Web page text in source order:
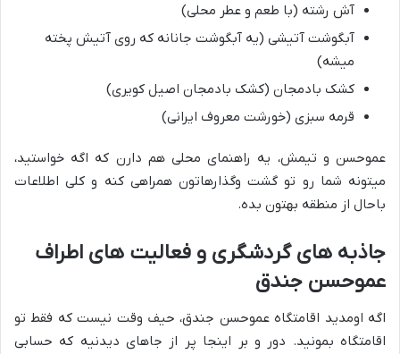
آش رشته (با طعم و عطر محلی)
آبگوشت آتیشی (یه آبگوشت جانانه که روی آتیش پخته
میشه)
کشک بادمجان (کشک بادمجان اصیل کویری)
قرمه سبزی (خورشت معروف ایرانی)
عموحسن و تیمش، یه راهنمای محلی هم دارن که اگه خواستید،
میتونه شما رو تو گشت وگذارهاتون همراهی کنه و کلی اطلاعات
باحال از منطقه بهتون بده.
جاذبه های گردشگری و فعالیت های اطراف
عموحسن جندق
اگه اومدید اقامتگاه عموحسن جندق، حیف وقت نیست که فقط تو
اقامتگاه بمونید. دور و بر اینجا پر از جاهای دیدنیه که حسابی